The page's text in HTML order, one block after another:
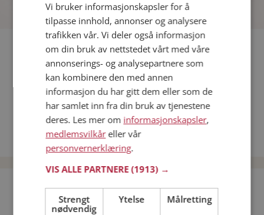
Fler single
Flere singlekvinner fra Bjørnafjorden:Ann Christin
Menn fra Bjørnafjorden
Date kvinner i Norge
Date menn i Norge
Bli medlem gratis!
Vi bruker informasjonskapsler for å
tilpasse innhold, annonser og analysere
trafikken vår. Vi deler også informasjon
om din bruk av nettstedet vårt med våre
annonserings- og analysepartnere som
kan kombinere den med annen
informasjon du har gitt dem eller som de
har samlet inn fra din bruk av tjenestene
deres. Les mer om informasjonskapsler,
medlemsvilkåreller vår
personvernerklæring.
VIS ALLE PARTNERE(1913) →
Strengt
nødvendig
Ytelse Målretting